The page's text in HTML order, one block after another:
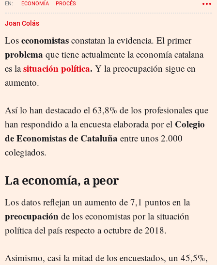
ECONOMÍA PROCÉS
Joan Colás
Los economistas constatan la evidencia. El primer
problema que tiene actualmente la economía catalana
es la situación política. Y la preocupación sigue en
aumento.
Así lo han destacado el 63,8% de los profesionales que
han respondido a la encuesta elaborada por el Colegio
de Economistas de Cataluña entre unos 2.000
colegiados.
La economía, a peor
Los datos reflejan un aumento de 7,1 puntos en la
preocupación de los economistas por la situación
política del país respecto a octubre de 2018.
Asimismo, casi la mitad de los encuestados, un 45,5%,